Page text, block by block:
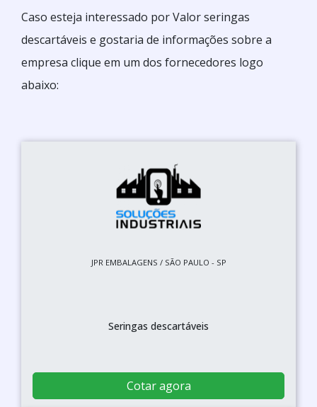
Caso esteja interessado por Valor seringas
descartáveis e gostaria de informações sobre a
empresa clique em um dos fornecedores logo
abaixo:
JPR EMBALAGENS / SÃO PAULO - SP
Seringas descartáveis
Cotar agora